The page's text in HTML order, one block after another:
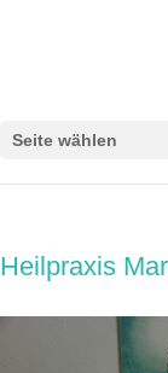
Seite wählen
Heilpraxis